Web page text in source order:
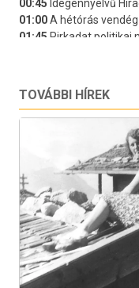
TOVÁBBI HÍREK